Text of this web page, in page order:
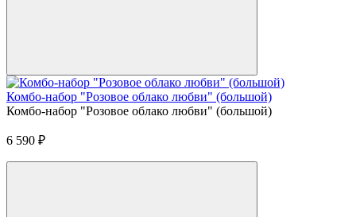
Комбо-набор "Розовое облако любви" (большой)
Комбо-набор "Розовое облако любви" (большой)
6 590 ₽